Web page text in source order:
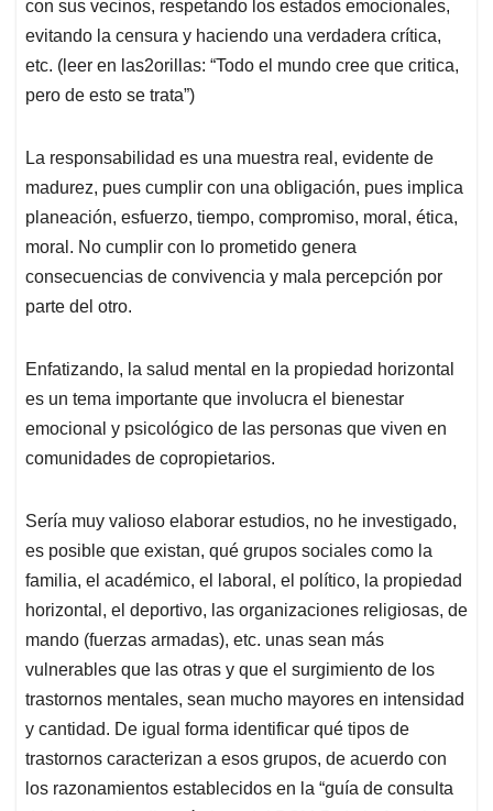
con sus vecinos, respetando los estados emocionales,
evitando la censura y haciendo una verdadera crítica,
etc. (leer en las2orillas: “Todo el mundo cree que critica,
pero de esto se trata”)
La responsabilidad es una muestra real, evidente de
madurez, pues cumplir con una obligación, pues implica
planeación, esfuerzo, tiempo, compromiso, moral, ética,
moral. No cumplir con lo prometido genera
consecuencias de convivencia y mala percepción por
parte del otro.
Enfatizando, la salud mental en la propiedad horizontal
es un tema importante que involucra el bienestar
emocional y psicológico de las personas que viven en
comunidades de copropietarios.
Sería muy valioso elaborar estudios, no he investigado,
es posible que existan, qué grupos sociales como la
familia, el académico, el laboral, el político, la propiedad
horizontal, el deportivo, las organizaciones religiosas, de
mando (fuerzas armadas), etc. unas sean más
vulnerables que las otras y que el surgimiento de los
trastornos mentales, sean mucho mayores en intensidad
y cantidad. De igual forma identificar qué tipos de
trastornos caracterizan a esos grupos, de acuerdo con
los razonamientos establecidos en la “guía de consulta